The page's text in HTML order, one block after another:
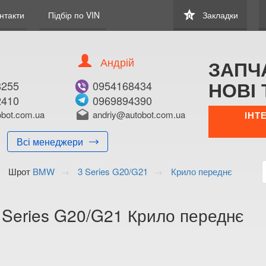
Підбір по VIN star
0 Закладки
Всі менеджери
Андрій
0954168434
0969894390
drafts andriy@autobot.com.ua
НОВІ
Шрот BMW 3 Series G20/G21 Крило переднє
G20/G21 Крило переднє
В ЗАКЛАДКИ КУПИТИ
Менеджер:
+38 (050) 672-